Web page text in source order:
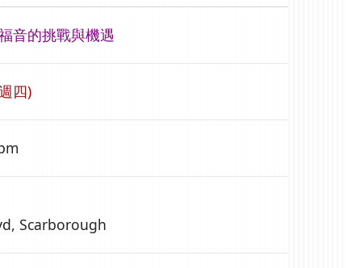
音的挑戰與機遇
四)
Scarborough